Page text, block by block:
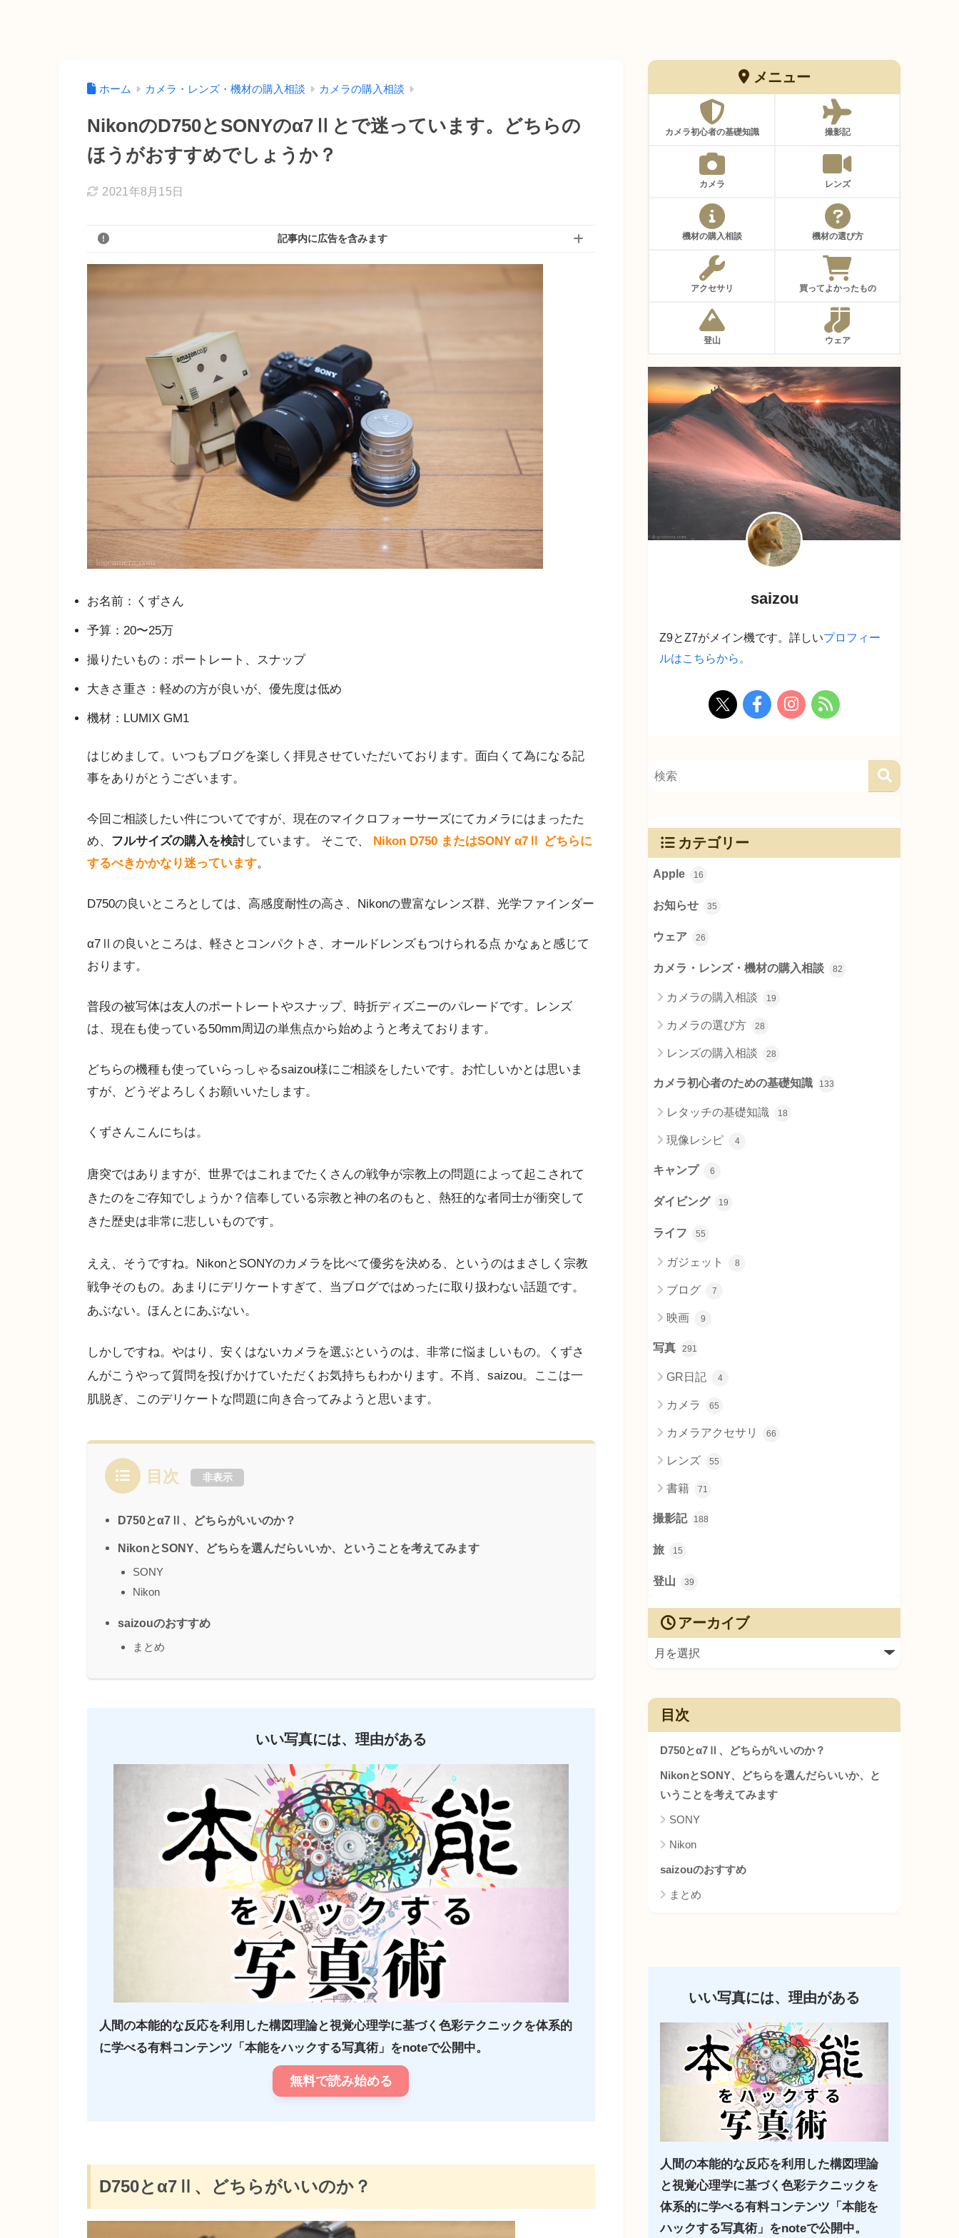
ホーム カメラ・レンズ・機材の購入相談 カメラの購入相談
NikonのD750とSONYのα7Ⅱとで迷っています。どちらの
ほうがおすすめでしょうか？
2021年8月15日
記事内に広告を含みます
お名前：くずさん
予算：20〜25万
撮りたいもの：ポートレート、スナップ
大きさ重さ：軽めの方が良いが、優先度は低め
機材：LUMIX GM1
はじめまして。いつもブログを楽しく拝見させていただいております。面白くて為になる記
事をありがとうございます。
今回ご相談したい件についてですが、現在のマイクロフォーサーズにてカメラにはまったた
め、 フルサイズの購入を検討しています。 そこで、 Nikon D750 またはSONY α7Ⅱ どちらに
するべきかかなり迷っています。
D750の良いところとしては、高感度耐性の高さ、Nikonの豊富なレンズ群、光学ファインダー
α7Ⅱの良いところは、軽さとコンパクトさ、オールドレンズもつけられる点 かなぁと感じて
おります。
普段の被写体は友人のポートレートやスナップ、時折ディズニーのパレードです。レンズ
は、現在も使っている50mm周辺の単焦点から始めようと考えております。
どちらの機種も使っていらっしゃるsaizou様にご相談をしたいです。お忙しいかとは思いま
すが、どうぞよろしくお願いいたします。
くずさんこんにちは。
唐突ではありますが、世界ではこれまでたくさんの戦争が宗教上の問題によって起こされて
きたのをご存知でしょうか？信奉している宗教と神の名のもと、熱狂的な者同士が衝突して
きた歴史は非常に悲しいものです。
ええ、そうですね。NikonとSONYのカメラを比べて優劣を決める、というのはまさしく宗教
戦争そのもの。あまりにデリケートすぎて、当ブログではめったに取り扱わない話題です。
あぶない。ほんとにあぶない。
しかしですね。やはり、安くはないカメラを選ぶというのは、非常に悩ましいもの。くずさ
んがこうやって質問を投げかけていただくお気持ちもわかります。不肖、saizou。ここは一
肌脱ぎ、このデリケートな問題に向き合ってみようと思います。
目次 非表示
D750とα7Ⅱ、どちらがいいのか？
NikonとSONY、どちらを選んだらいいか、ということを考えてみます
SONY
Nikon
saizouのおすすめ
まとめ
いい写真には、理由がある
人間の本能的な反応を利用した構図理論と視覚心理学に基づく色彩テクニックを体系的
に学べる有料コンテンツ「本能をハックする写真術」をnoteで公開中。
無料で読み始める
D750とα7Ⅱ、どちらがいいのか？
メニュー
カメラ初心者の基礎知識 撮影記
カメラ レンズ
機材の購入相談 機材の選び方
アクセサリ 買ってよかったもの
登山 ウェア
saizou
Z9とZ7がメイン機です。詳しいプロフィー
ルはこちらから。
カテゴリー
Apple 16
お知らせ 35
ウェア 26
カメラ・レンズ・機材の購入相談 82
カメラの購入相談 19
カメラの選び方 28
レンズの購入相談 28
カメラ初心者のための基礎知識 133
レタッチの基礎知識 18
現像レシピ 4
キャンプ 6
ダイビング 19
ライフ 55
ガジェット 8
ブログ 7
映画 9
写真 291
GR日記 4
カメラ 65
カメラアクセサリ 66
レンズ 55
書籍 71
撮影記 188
旅 15
登山 39
アーカイブ
目次
D750とα7Ⅱ、どちらがいいのか？
NikonとSONY、どちらを選んだらいいか、と
いうことを考えてみます
SONY
Nikon
saizouのおすすめ
まとめ
いい写真には、理由がある
人間の本能的な反応を利用した構図理論
と視覚心理学に基づく色彩テクニックを
体系的に学べる有料コンテンツ「本能を
ハックする写真術」をnoteで公開中。